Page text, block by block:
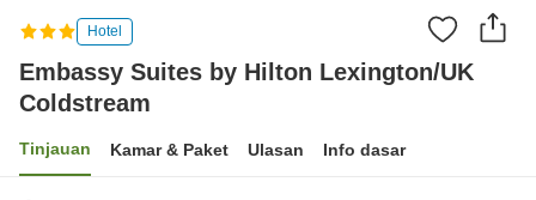
Hotel
Embassy Suites by Hilton Lexington/UK
Coldstream
Tinjauan Kamar & Paket Ulasan Info dasar